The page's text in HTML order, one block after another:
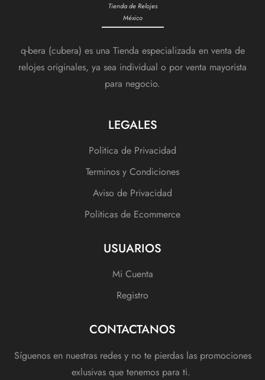
Tienda de Relojes
México
q-bera (cubera) es una Tienda especializada en venta de
relojes originales, ya sea individual o por venta mayorista
para negocio.
LEGALES
Politica de Privacidad
Terminos y Condiciones
Aviso de Privacidad
Politicas de Ecommerce
USUARIOS
Mi Cuenta
Registro
CONTACTANOS
Síguenos en nuestras redes y no te pierdas las promociones
exlusivas que tenemos para ti.